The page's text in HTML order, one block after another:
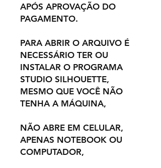
APÓS APROVAÇÃO DO
PAGAMENTO.
PARA ABRIR O ARQUIVO É
NECESSÁRIO TER OU
INSTALAR O PROGRAMA
STUDIO SILHOUETTE,
MESMO QUE VOCÊ NÃO
TENHA A MÁQUINA,
NÃO ABRE EM CELULAR,
APENAS NOTEBOOK OU
COMPUTADOR,